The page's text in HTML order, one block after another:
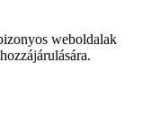
weboldalak